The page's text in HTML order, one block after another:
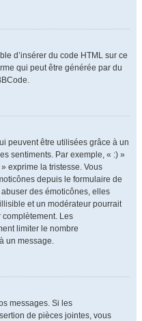
d’insérer du code HTML sur ce
qui peut être générée par du
peuvent être utilisées grâce à un
sentiments. Par exemple, « :) »
exprime la tristesse. Vous
depuis le formulaire de
des émoticônes, elles
et un modérateur pourrait
Les
limiter le nombre
un message.
messages. Si les
de pièces jointes, vous